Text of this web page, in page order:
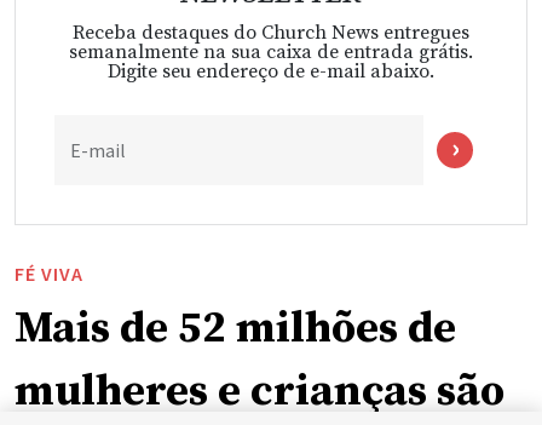
Receba destaques do Church News entregues
semanalmente na sua caixa de entrada grátis.
Digite seu endereço de e-mail abaixo.
E-mail
FÉ VIVA
Mais de 52 milhões de
mulheres e crianças são